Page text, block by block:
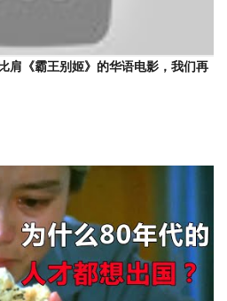
肩《霸王别姬》的华语电影，我们再